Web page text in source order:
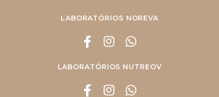
LABORATÓRIOS NOREVA
LABORATÓRIOS NUTREOV